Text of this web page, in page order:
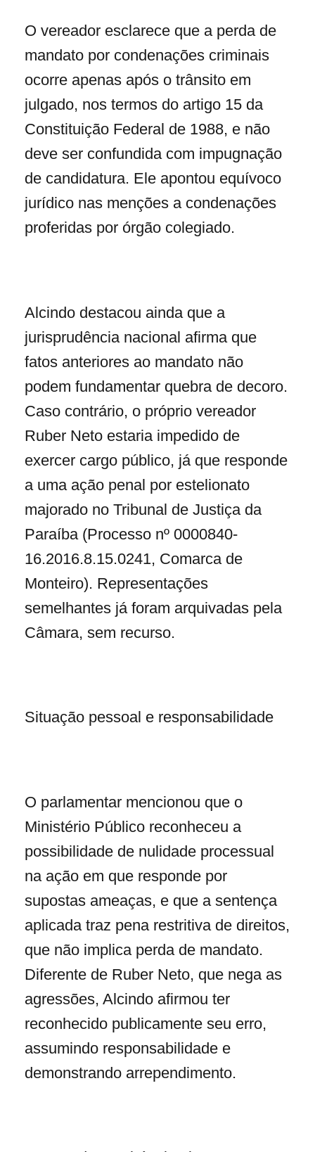
O vereador esclarece que a perda de
mandato por condenações criminais
ocorre apenas após o trânsito em
julgado, nos termos do artigo 15 da
Constituição Federal de 1988, e não
deve ser confundida com impugnação
de candidatura. Ele apontou equívoco
jurídico nas menções a condenações
proferidas por órgão colegiado.
Alcindo destacou ainda que a
jurisprudência nacional afirma que
fatos anteriores ao mandato não
podem fundamentar quebra de decoro.
Caso contrário, o próprio vereador
Ruber Neto estaria impedido de
exercer cargo público, já que responde
a uma ação penal por estelionato
majorado no Tribunal de Justiça da
Paraíba (Processo nº 0000840-
16.2016.8.15.0241, Comarca de
Monteiro). Representações
semelhantes já foram arquivadas pela
Câmara, sem recurso.
Situação pessoal e responsabilidade
O parlamentar mencionou que o
Ministério Público reconheceu a
possibilidade de nulidade processual
na ação em que responde por
supostas ameaças, e que a sentença
aplicada traz pena restritiva de direitos,
que não implica perda de mandato.
Diferente de Ruber Neto, que nega as
agressões, Alcindo afirmou ter
reconhecido publicamente seu erro,
assumindo responsabilidade e
demonstrando arrependimento.